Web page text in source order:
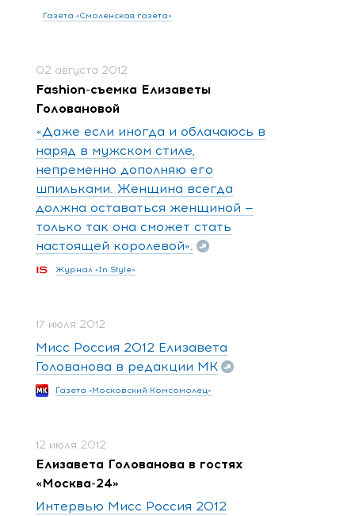
Газета «Смоленская газета»
02 августа 2012
Fashion-съемка Елизаветы
Головановой
«Даже если иногда и облачаюсь в
наряд в мужском стиле,
непременно дополняю его
шпильками. Женщина всегда
должна оставаться женщиной —
только так она сможет стать
настоящей королевой».
Журнал «In Style»
17 июля 2012
Мисс Россия 2012 Елизавета
Голованова в редакции МК
Газета «Московский Комсомолец»
12 июля 2012
Елизавета Голованова в гостях
«Москва-24»
Интервью Мисс Россия 2012